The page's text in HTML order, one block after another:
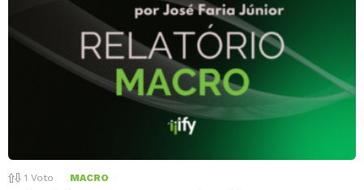
1 Voto MACRO